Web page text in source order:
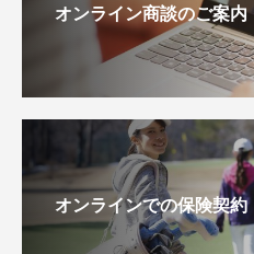
オンライン商談のご案内
オンラインでの保険契約